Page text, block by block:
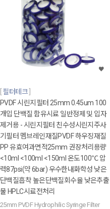
필터테크
PVDF 시린지필터 25mm 0.45um 100
개입 단백질 함유시료 일반정제 및 입자
제거용 - 시린지필터 친수성시린지주사
기필터 멤브레인재질PVDF 하우징재질
PP 유효여과면적25mm 권장처리용량
<10ml <100ml <150ml 온도100℃ 압
력87psi(약 6bar) 우수한내화학성 낮은
단백질흡착 높은단백질회수율 낮은추출
물 HPLC시료전처리
25mm PVDF Hydrophilic Syringe Filter